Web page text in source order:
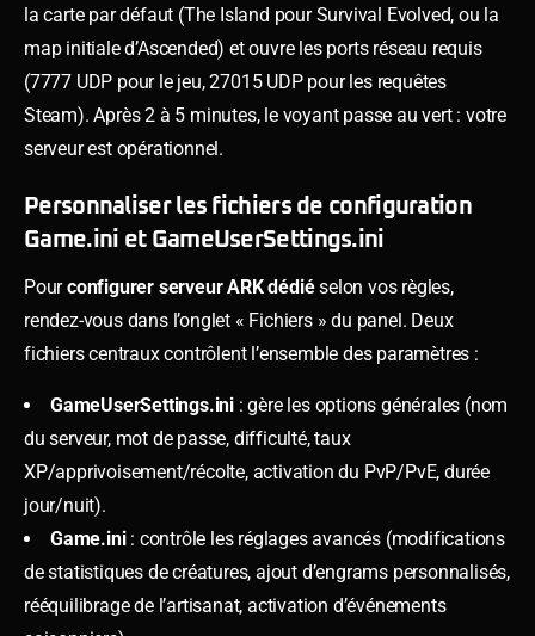
la carte par défaut (The Island pour Survival Evolved, ou la
map initiale d’Ascended) et ouvre les ports réseau requis
(7777 UDP pour le jeu, 27015 UDP pour les requêtes
Steam). Après 2 à 5 minutes, le voyant passe au vert : votre
serveur est opérationnel.
Personnaliser les fichiers de configuration
Game.ini et GameUserSettings.ini
Pourconfigurer serveur ARK dédiéselon vos règles,
rendez-vous dans l’onglet « Fichiers » du panel. Deux
fichiers centraux contrôlent l’ensemble des paramètres :
GameUserSettings.ini : gère les options générales (nom
du serveur, mot de passe, difficulté, taux
XP/apprivoisement/récolte, activation du PvP/PvE, durée
jour/nuit).
Game.ini: contrôle les réglages avancés (modifications
de statistiques de créatures, ajout d’engrams personnalisés,
rééquilibrage de l’artisanat, activation d’événements